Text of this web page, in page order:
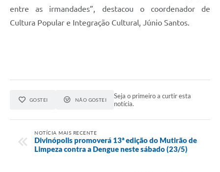
entre as irmandades”, destacou o coordenador de
Cultura Popular e Integração Cultural, Júnio Santos.
GOSTEI NÃO GOSTEI
Seja o primeiro a curtir esta
notícia.
NOTÍCIA MAIS RECENTE
Divinópolis promoverá 13ª edição do Mutirão de
Limpeza contra a Dengue neste sábado (23/5)